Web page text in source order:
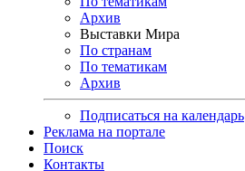
Архив
Выставки Мира
По странам
По тематикам
Архив
Подписаться на календарь
Реклама на портале
Поиск
Контакты